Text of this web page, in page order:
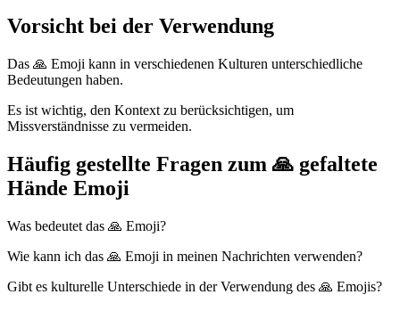
Vorsicht bei der Verwendung
Das 🙏 Emoji kann in verschiedenen Kulturen unterschiedliche
Bedeutungen haben.
Es ist wichtig, den Kontext zu berücksichtigen, um
Missverständnisse zu vermeiden.
Häufig gestellte Fragen zum 🙏 gefaltete
Hände Emoji
Was bedeutet das 🙏 Emoji?
Wie kann ich das 🙏 Emoji in meinen Nachrichten verwenden?
Gibt es kulturelle Unterschiede in der Verwendung des 🙏 Emojis?